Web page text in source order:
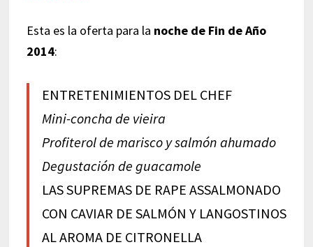
Esta es la oferta para la noche de Fin de Año
2014:
ENTRETENIMIENTOS DEL CHEF
Mini-concha de vieira
Profiterol de marisco y salmón ahumado
Degustación de guacamole
LAS SUPREMAS DE RAPE ASSALMONADO
CON CAVIAR DE SALMÓN Y LANGOSTINOS
AL AROMA DE CITRONELLA